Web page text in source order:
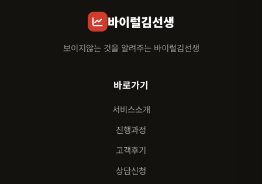
바이럴김선생
보이지않는 것을 알려주는 바이럴김선생
바로가기
서비스소개
진행과정
고객후기
상담신청